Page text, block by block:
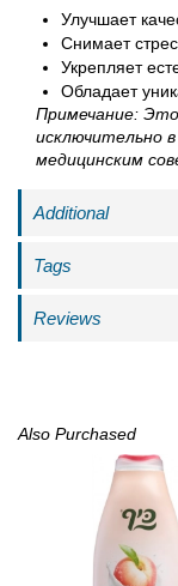
Улучшает
Снимает
Укрепляет
Обладает
Примечание:
исключительно
медицинским
Additional
Tags
Reviews
Also Purchased